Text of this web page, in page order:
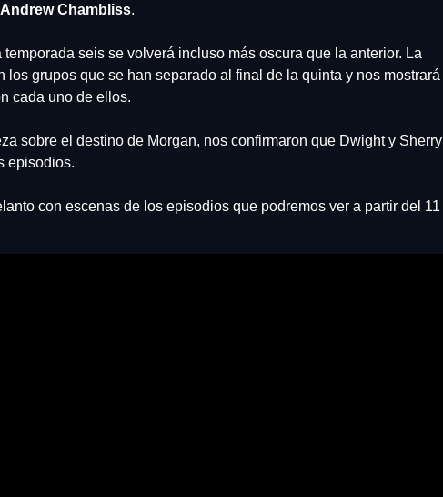
Andrew Chambliss.
seis se volverá incluso más oscura que la anterior. La
los grupos que se han separado al final de la quinta y nos mostrará
cada uno de ellos.
sobre el destino de Morgan, nos confirmaron que Dwight y Sherry
episodios.